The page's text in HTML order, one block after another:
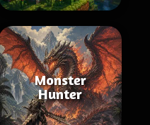
Monster
Hunter